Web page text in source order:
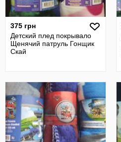
375 грн
Детский плед покрывало
Щенячий патруль Гонщик
Скай